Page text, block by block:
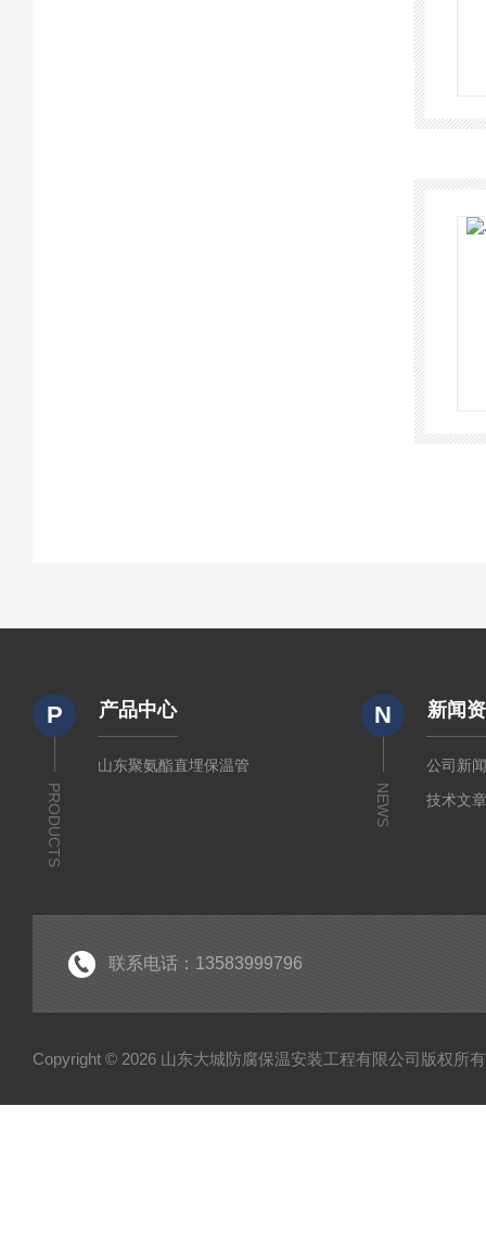
P
PRODUCTS
产品中心
山东聚氨酯直埋保温管
N
NEWS
新闻
公司新
技术文
联系电话：13583999796
Copyright © 2026 山东大城防腐保温安装工程有限公司版权所